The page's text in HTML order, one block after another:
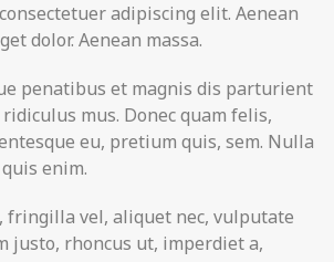
consectetuer adipiscing elit. Aenean
dolor. Aenean massa.
penatibus et magnis dis parturient
mus. Donec quam felis,
eu, pretium quis, sem. Nulla
enim.
fringilla vel, aliquet nec, vulputate
justo, rhoncus ut, imperdiet a,